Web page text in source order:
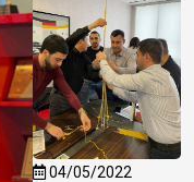
04/05/2022